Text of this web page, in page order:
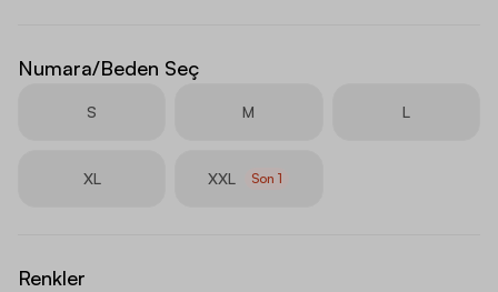
Numara/Beden Seç
S M L
XL XXL Son1
Renkler